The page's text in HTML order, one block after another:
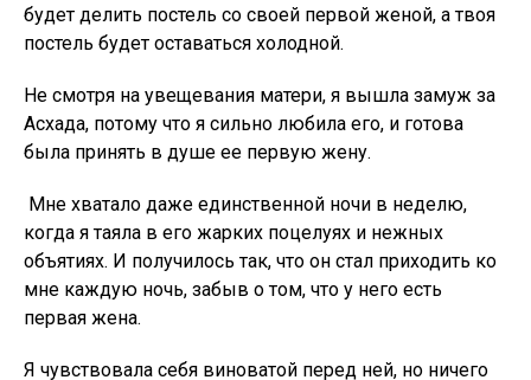
будет делить постель со своей первой женой, а твоя
постель будет оставаться холодной.
Не смотря на увещевания матери, я вышла замуж за
Асхада, потому что я сильно любила его, и готова
была принять в душе ее первую жену.
Мне хватало даже единственной ночи в неделю,
когда я таяла в его жарких поцелуях и нежных
объятиях. И получилось так, что он стал приходить ко
мне каждую ночь, забыв о том, что у него есть
первая жена.
Я чувствовала себя виноватой перед ней, но ничего